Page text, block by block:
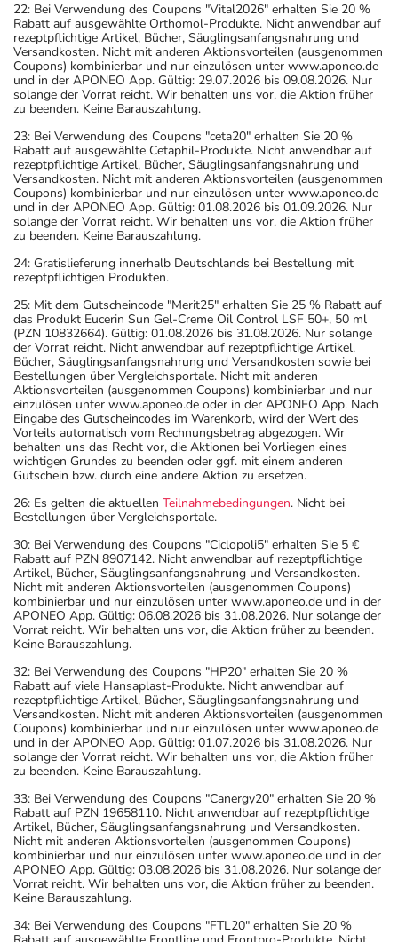
22: Bei Verwendung des Coupons "Vital2026" erhalten Sie 20 %
Rabatt auf ausgewählte Orthomol-Produkte. Nicht anwendbar auf
rezeptpflichtige Artikel, Bücher, Säuglingsanfangsnahrung und
Versandkosten. Nicht mit anderen Aktionsvorteilen (ausgenommen
Coupons) kombinierbar und nur einzulösen unter www.aponeo.de
und in der APONEO App. Gültig: 29.07.2026 bis 09.08.2026. Nur
solange der Vorrat reicht. Wir behalten uns vor, die Aktion früher
zu beenden. Keine Barauszahlung.
23: Bei Verwendung des Coupons "ceta20" erhalten Sie 20 %
Rabatt auf ausgewählte Cetaphil-Produkte. Nicht anwendbar auf
rezeptpflichtige Artikel, Bücher, Säuglingsanfangsnahrung und
Versandkosten. Nicht mit anderen Aktionsvorteilen (ausgenommen
Coupons) kombinierbar und nur einzulösen unter www.aponeo.de
und in der APONEO App. Gültig: 01.08.2026 bis 01.09.2026. Nur
solange der Vorrat reicht. Wir behalten uns vor, die Aktion früher
zu beenden. Keine Barauszahlung.
24: Gratislieferung innerhalb Deutschlands bei Bestellung mit
rezeptpflichtigen Produkten.
25: Mit dem Gutscheincode "Merit25" erhalten Sie 25 % Rabatt auf
das Produkt Eucerin Sun Gel-Creme Oil Control LSF 50+, 50 ml
(PZN 10832664). Gültig: 01.08.2026 bis 31.08.2026. Nur solange
der Vorrat reicht. Nicht anwendbar auf rezeptpflichtige Artikel,
Bücher, Säuglingsanfangsnahrung und Versandkosten sowie bei
Bestellungen über Vergleichsportale. Nicht mit anderen
Aktionsvorteilen (ausgenommen Coupons) kombinierbar und nur
einzulösen unter www.aponeo.de oder in der APONEO App. Nach
Eingabe des Gutscheincodes im Warenkorb, wird der Wert des
Vorteils automatisch vom Rechnungsbetrag abgezogen. Wir
behalten uns das Recht vor, die Aktionen bei Vorliegen eines
wichtigen Grundes zu beenden oder ggf. mit einem anderen
Gutschein bzw. durch eine andere Aktion zu ersetzen.
26: Es gelten die aktuellen Teilnahmebedingungen. Nicht bei
Bestellungen über Vergleichsportale.
30: Bei Verwendung des Coupons "Ciclopoli5" erhalten Sie 5 €
Rabatt auf PZN 8907142. Nicht anwendbar auf rezeptpflichtige
Artikel, Bücher, Säuglingsanfangsnahrung und Versandkosten.
Nicht mit anderen Aktionsvorteilen (ausgenommen Coupons)
kombinierbar und nur einzulösen unter www.aponeo.de und in der
APONEO App. Gültig: 06.08.2026 bis 31.08.2026. Nur solange der
Vorrat reicht. Wir behalten uns vor, die Aktion früher zu beenden.
Keine Barauszahlung.
32: Bei Verwendung des Coupons "HP20" erhalten Sie 20 %
Rabatt auf viele Hansaplast-Produkte. Nicht anwendbar auf
rezeptpflichtige Artikel, Bücher, Säuglingsanfangsnahrung und
Versandkosten. Nicht mit anderen Aktionsvorteilen (ausgenommen
Coupons) kombinierbar und nur einzulösen unter www.aponeo.de
und in der APONEO App. Gültig: 01.07.2026 bis 31.08.2026. Nur
solange der Vorrat reicht. Wir behalten uns vor, die Aktion früher
zu beenden. Keine Barauszahlung.
33: Bei Verwendung des Coupons "Canergy20" erhalten Sie 20 %
Rabatt auf PZN 19658110. Nicht anwendbar auf rezeptpflichtige
Artikel, Bücher, Säuglingsanfangsnahrung und Versandkosten.
Nicht mit anderen Aktionsvorteilen (ausgenommen Coupons)
kombinierbar und nur einzulösen unter www.aponeo.de und in der
APONEO App. Gültig: 03.08.2026 bis 31.08.2026. Nur solange der
Vorrat reicht. Wir behalten uns vor, die Aktion früher zu beenden.
Keine Barauszahlung.
34: Bei Verwendung des Coupons "FTL20" erhalten Sie 20 %